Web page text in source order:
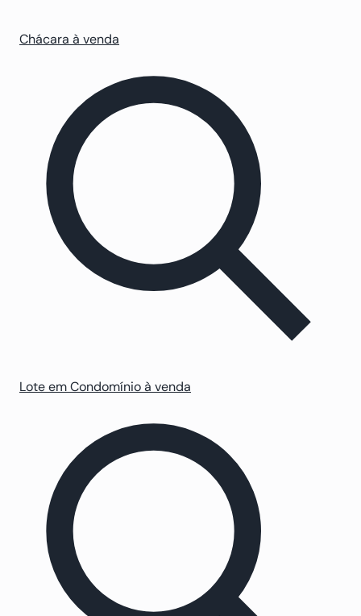
Chácara à venda
Lote em Condomínio à venda